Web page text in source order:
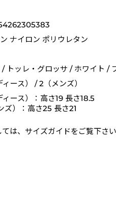
ナイロン ポリウレタン
/ トッレ・グロッサ / ホワイト /
ィース） / 2（メンズ）
ィース）：高さ19 長さ18.5
ズ）：高さ25 長さ21
は、 サイズガイドをご覧下さい